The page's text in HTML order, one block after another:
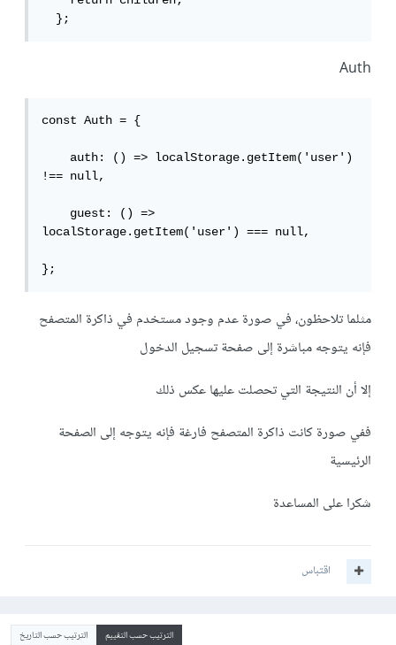
  };
Auth
const Auth = {
    auth: () => localStorage.getItem('user')
!== null,
    guest: () =>
localStorage.getItem('user') === null,
};
مثلما تلاحظون، في صورة عدم وجود مستخدم في ذاكرة المتصفح
فإنه يتوجه مباشرة إلى صفحة تسجيل الدخول
إلا أن النتيجة التي تحصلت عليها عكس ذلك
ففي صورة كانت ذاكرة المتصفح فارغة فإنه يتوجه إلى الصفحة
الرئيسية
شكرا على المساعدة
اقتباس
الترتيب حسب التقييم الترتيب حسب التاريخ